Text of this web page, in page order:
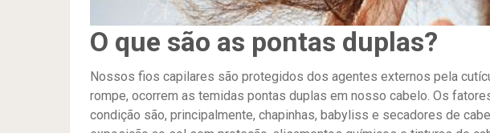
O que são as pontas duplas?
Nossos fios capilares são protegidos dos agentes externos pela
rompe, ocorrem as temidas pontas duplas em nosso cabelo. Os
condição são, principalmente, chapinhas, babyliss e secadores de